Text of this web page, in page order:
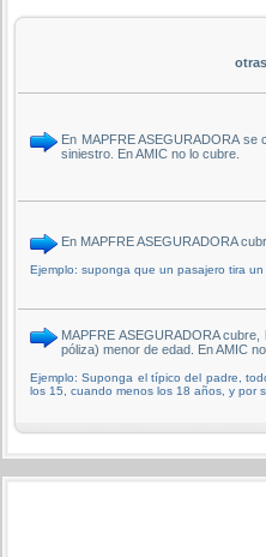
En MAPFRE ASEGURADORA
siniestro. En AMIC no lo cubre.
En MAPFRE ASEGURADORA
Ejemplo: suponga que un pasajero tira
MAPFRE ASEGURADORA
póliza) menor de edad. En AMIC
Ejemplo: Suponga el típico del padre,
los 15, cuando menos los 18 años, y por